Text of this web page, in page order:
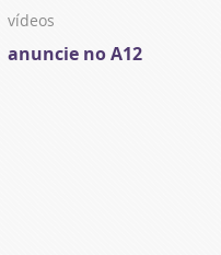
vídeos
anuncie no A12